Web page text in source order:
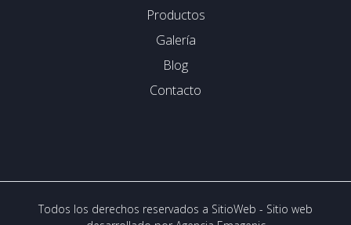
Productos
Galería
Blog
Contacto
Todos los derechos reservados a SitioWeb - Sitio web